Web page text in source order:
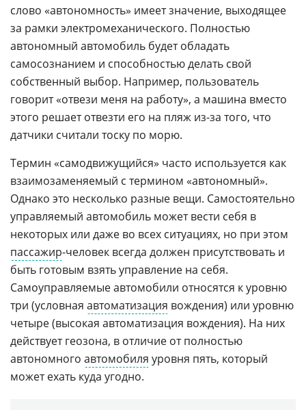
слово «автономность» имеет значение, выходящее
за рамки электромеханического. Полностью
автономный автомобиль будет обладать
самосознанием и способностью делать свой
собственный выбор. Например, пользователь
говорит «отвези меня на работу», а машина вместо
этого решает отвезти его на пляж из-за того, что
датчики считали тоску по морю.
Термин «самодвижущийся» часто используется как
взаимозаменяемый с термином «автономный».
Однако это несколько разные вещи. Самостоятельно
управляемый автомобиль может вести себя в
некоторых или даже во всех ситуациях, но при этом
пассажир-человек всегда должен присутствовать и
быть готовым взять управление на себя.
Самоуправляемые автомобили относятся к уровню
три (условная автоматизация вождения) или уровню
четыре (высокая автоматизация вождения). На них
действует геозона, в отличие от полностью
автономного автомобиля уровня пять, который
может ехать куда угодно.